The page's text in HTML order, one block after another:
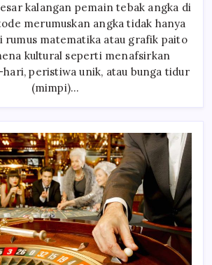
Buku
Mimpi
Digital
Bandar
Togel
Resmi
kalangan pemain tebak angka di
merumuskan angka tidak hanya
rumus matematika atau grafik paito
kultural seperti menafsirkan
peristiwa unik, atau bunga tidur
(mimpi)…